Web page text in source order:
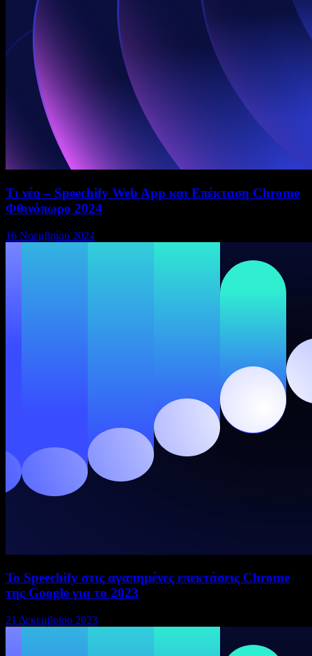
Τι νέο – Speechify Web App και Επέκταση Chrome
Φθινόπωρο 2024
16 Νοεμβρίου 2024
Το Speechify στις αγαπημένες επεκτάσεις Chrome
της Google για το 2023
21 Δεκεμβρίου 2023